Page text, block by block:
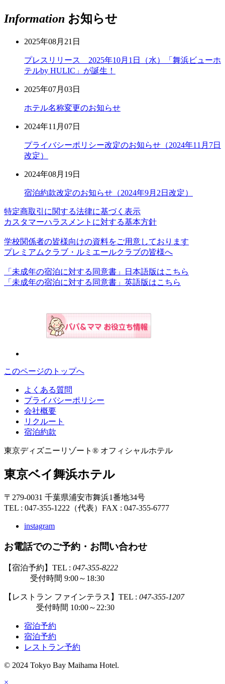
Information お知らせ
2025年08月21日
プレスリリース 2025年10月1日（水）「舞浜ビューホ
テルby HULIC」が誕生！
2025年07月03日
ホテル名称変更のお知らせ
2024年11月07日
プライバシーポリシー改定のお知らせ（2024年11月7日
改定）
2024年08月19日
宿泊約款改定のお知らせ（2024年9月2日改定）
特定商取引に関する法律に基づく表示
カスタマーハラスメントに対する基本方針
学校関係者の皆様向けの資料をご用意しております
プレミアムクラブ・ルミエールクラブの皆様へ
「未成年の宿泊に対する同意書」日本語版はこちら
「未成年の宿泊に対する同意書」英語版はこちら
このページのトップへ
よくある質問
プライバシーポリシー
会社概要
リクルート
宿泊約款
東京ディズニーリゾート® オフィシャルホテル
東京ベイ舞浜ホテル
〒279-0031 千葉県浦安市舞浜1番地34号
TEL : 047-355-1222（代表） FAX : 047-355-6777
instagram
お電話でのご予約・お問い合わせ
【宿泊予約】TEL : 047-355-8222
受付時間 9:00～18:30
【レストラン ファインテラス】TEL : 047-355-1207
受付時間 10:00～22:30
宿泊予約
宿泊予約
レストラン予約
© 2024 Tokyo Bay Maihama Hotel.
×